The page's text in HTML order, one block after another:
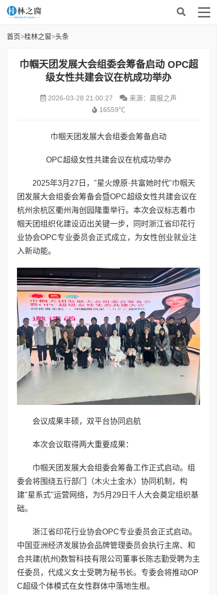
首页>桂林之窗>头条
巾帼天团发展大会组委会筹备启动 OPC超
级女性共建会议在杭成功举办
2026-03-28 21:00:27
来源：晨报之声
16559℃
巾帼天团发展大会组委会筹备启动
OPC超级女性共建会议在杭成功举办
2025年3月27日，"星火燎原·共富她时代"巾帼天
团发展大会组委会筹备会暨OPC超级女性共建会议在
杭州余杭区衢州海创园隆重举行。本次会议标志着巾
帼天团组织化建设迈出关键一步，同时浙江省印花行
业协会OPC专业委员会正式成立，为女性创业就业注
入新动能。
会议成果丰硕，双平台协同启航
本次会议取得两大重要成果：
巾帼天团发展大会组委会筹备工作正式启动。组
委会将围绕五行部门（木火土金水）协同机制，构
建"星系式"运营网络，为5月29日千人大会奠定组织基
础。
浙江省印花行业协会OPC专业委员会正式启动。
中国亚洲经济发展协会品牌管理委员会执行主席、和
合共建(杭州)数智科技有限公司董事长陈志勤受聘为主
任委员，代成义女士受聘为秘书长。专委会将推动OP
C超级个体模式在女性群体中落地生根。